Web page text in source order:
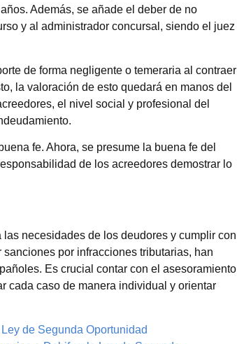
Además, se añade el deber de no
y al administrador concursal, siendo el juez
de forma negligente o temeraria al contraer
la valoración de esto quedará en manos del
el nivel social y profesional del
fe. Ahora, se presume la buena fe del
de los acreedores demostrar lo
necesidades de los deudores y cumplir con
por infracciones tributarias, han
Es crucial contar con el asesoramiento
cada caso de manera individual y orientar
de Segunda Oportunidad